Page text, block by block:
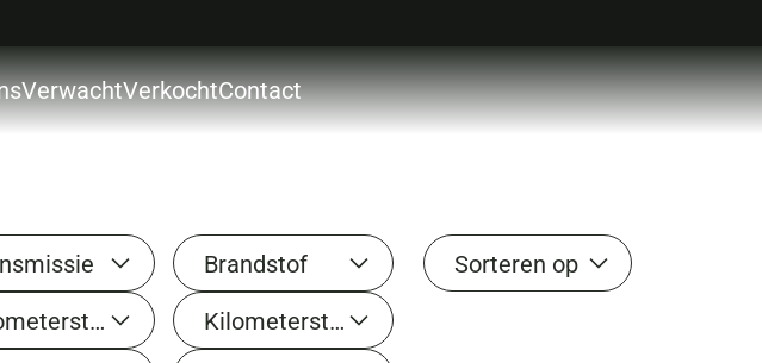
VerwachtVerkochtContact
Collectie
Over ons
Verwacht
Verkocht
Brandstof
Kilometerstand van
Kilometerstand tot
Sorteren op